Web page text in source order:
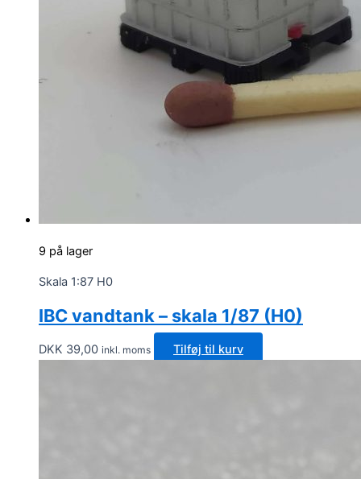
9 på lager
Skala 1:87 H0
IBC vandtank – skala 1/87 (H0)
DKK 39,00 inkl. moms Tilføj til kurv